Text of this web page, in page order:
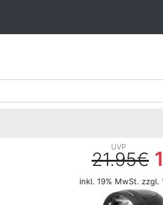
21.95€
inkl. 19% MwSt. zzgl.